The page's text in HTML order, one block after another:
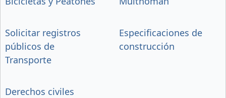
Solicitar registros
públicos de
Transporte
Especificaciones de
construcción
Derechos civiles